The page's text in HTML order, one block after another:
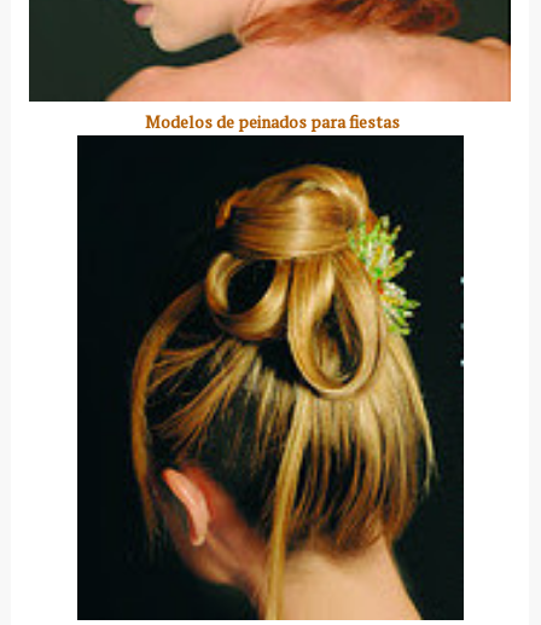
Modelos de peinados para fiestas